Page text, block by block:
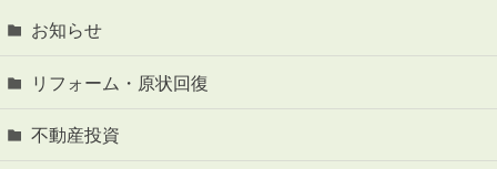
お知らせ
リフォーム・原状回復
不動産投資